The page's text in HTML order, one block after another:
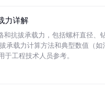
力详解
和抗拔承载力，包括螺杆直径
承载力计算方法和典型数值（
工程技术人员参考。